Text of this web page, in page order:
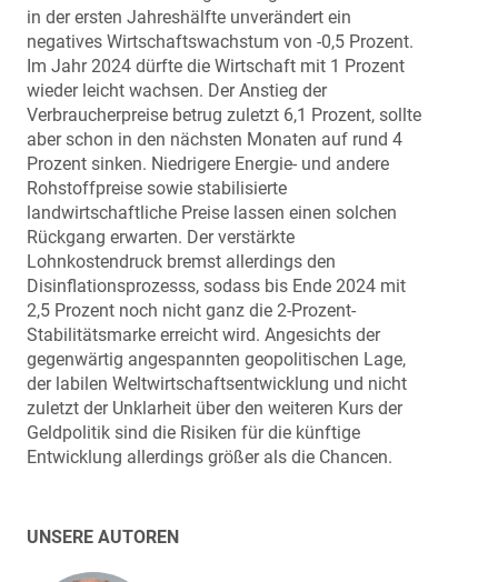
in der ersten Jahreshälfte unverändert ein
negatives Wirtschaftswachstum von -0,5 Prozent.
Im Jahr 2024 dürfte die Wirtschaft mit 1 Prozent
wieder leicht wachsen. Der Anstieg der
Verbraucherpreise betrug zuletzt 6,1 Prozent, sollte
aber schon in den nächsten Monaten auf rund 4
Prozent sinken. Niedrigere Energie- und andere
Rohstoffpreise sowie stabilisierte
landwirtschaftliche Preise lassen einen solchen
Rückgang erwarten. Der verstärkte
Lohnkostendruck bremst allerdings den
Disinflationsprozesss, sodass bis Ende 2024 mit
2,5 Prozent noch nicht ganz die 2-Prozent-
Stabilitätsmarke erreicht wird. Angesichts der
gegenwärtig angespannten geopolitischen Lage,
der labilen Weltwirtschaftsentwicklung und nicht
zuletzt der Unklarheit über den weiteren Kurs der
Geldpolitik sind die Risiken für die künftige
Entwicklung allerdings größer als die Chancen.
UNSERE AUTOREN